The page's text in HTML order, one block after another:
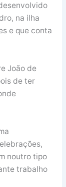
na ilha
e que conta
João de
de ter
noutro tipo
trabalho